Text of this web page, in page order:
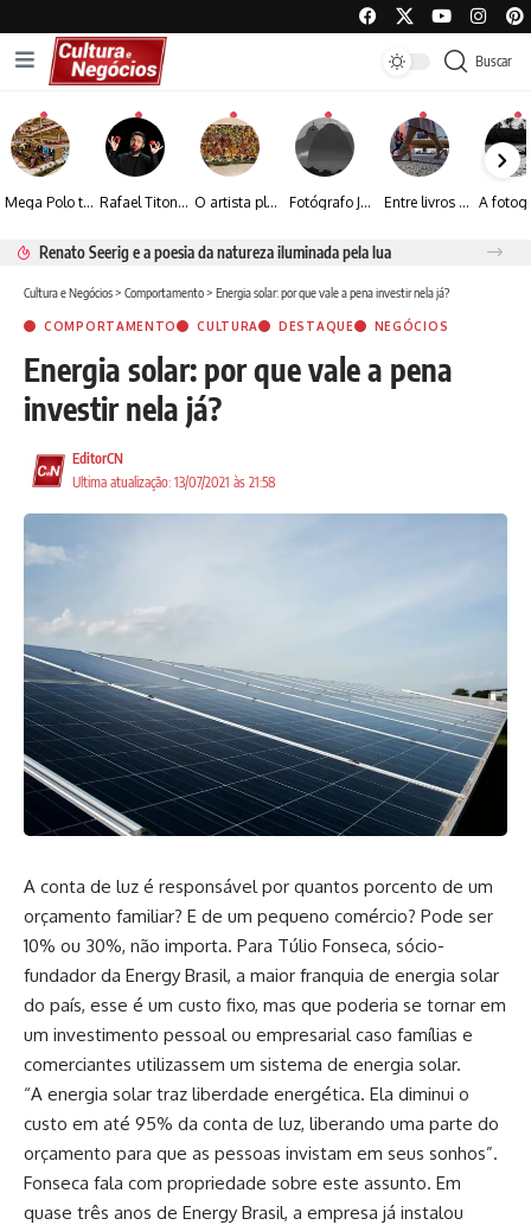
Buscar
Mega Polo transforma lançamento de coleção em plataforma nacional de negócios e projeta crescimento de mais de 15% Rafael Titonelly leva magia e acolhimento a crianças em tratamento oncológico em Juiz de Fora O artista plástico Jorge Luiz transforma sustentabilidade e criatividade em arte contemporânea Fotógrafo José Roberto apresenta um olhar sensível sobre arquitetura, formas e luz na fotografia Entre livros e fotografia autoral, Sebastião Reis consolida uma trajetória marcada pelo olhar artístico
Renato Seerig e a poesia da natureza iluminada pela lua
Cultura e Negócios> Comportamento> Energia solar: por que vale a pena investir nela já?
COMPORTAMENTO CULTURA DESTAQUE NEGÓCIOS
Energia solar: por que vale a pena
investir nela já?
Ultima atualização: 13/07/2021 às 21:58
EditorCN
A conta de luz é responsável por quantos porcento de um
orçamento familiar? E de um pequeno comércio? Pode ser
10% ou 30%, não importa. Para Túlio Fonseca, sócio-
fundador da Energy Brasil, a maior franquia de energia solar
do país, esse é um custo fixo, mas que poderia se tornar em
um investimento pessoal ou empresarial caso famílias e
comerciantes utilizassem um sistema de energia solar.
“A energia solar traz liberdade energética. Ela diminui o
custo em até 95% da conta de luz, liberando uma parte do
orçamento para que as pessoas invistam em seus sonhos”.
Fonseca fala com propriedade sobre este assunto. Em
quase três anos de Energy Brasil, a empresa já instalou